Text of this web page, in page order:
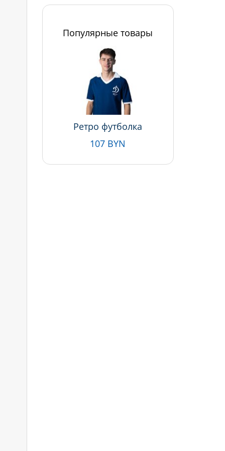
Популярные товары
Ретро футболка
107 BYN